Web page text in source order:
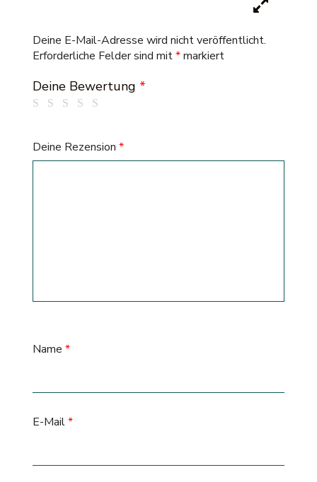
Deine E-Mail-Adresse wird nicht veröffentlicht.
Erforderliche Felder sind mit*markiert
Deine Bewertung *
Deine Rezension *
Name *
E-Mail*